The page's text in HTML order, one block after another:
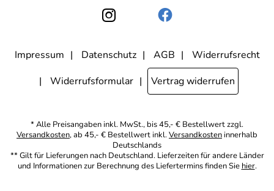
werden. Dabei ist nicht erkennbar, welche konkrete Person geklickt
hat. Diese Einwilligung zur Nutzung meiner E-Mail- Adresse für
Werbezwecke kann ich jederzeit mit Wirkung für die Zukunft
Mitgliederbereich deaktiviere. Die Datenschutzerklärunghabe ich
zur Kenntnis genommen.
Impressum Datenschutz AGB
Widerrufsrecht
Widerrufsformular
Vertrag widerrufen
* Alle Preisangaben inkl. MwSt., bis 45,- € Bestellwert zzgl.
Versandkosten, ab 45,- € Bestellwert inkl.Versandkosten innerhalb
Deutschlands
** Gilt für Lieferungen nach Deutschland. Lieferzeiten für andere Länder
und Informationen zur Berechnung des Liefertermins finden Sie hier.